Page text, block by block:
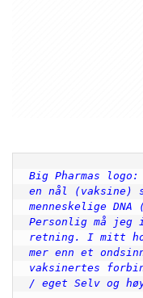
Big Pharmas
en nål (vaksine)
menneskelige
Personlig må jeg
retning. I mitt
mer enn et
vaksinertes
/ eget Selv og